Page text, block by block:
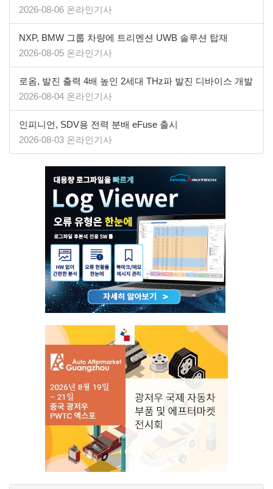
2026-08-06 온라인기사
NXP, BMW 그룹 차량에 트리멘션 UWB 솔루션 탑재
2026-08-05 온라인기사
로옴, 발진 출력 4배 높인 2세대 THz파 발진 디바이스 개발
2026-08-04 온라인기사
인피니언, SDV용 전력 분배 eFuse 출시
2026-08-03 온라인기사